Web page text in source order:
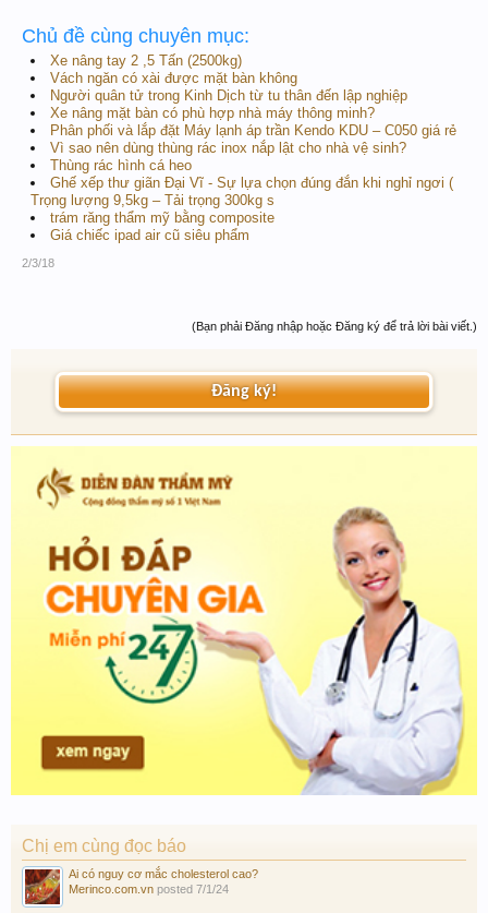
Chủ đề cùng chuyên mục:
Xe nâng tay 2 ,5 Tấn (2500kg)
Vách ngăn có xài được mặt bàn không
Người quân tử trong Kinh Dịch từ tu thân đến lập nghiệp
Xe nâng mặt bàn có phù hợp nhà máy thông minh?
Phân phối và lắp đặt Máy lạnh áp trần Kendo KDU – C050 giá rẻ
Vì sao nên dùng thùng rác inox nắp lật cho nhà vệ sinh?
Thùng rác hình cá heo
Ghế xếp thư giãn Đại Vĩ - Sự lựa chọn đúng đắn khi nghỉ ngơi (
Trọng lượng 9,5kg – Tải trọng 300kg s
trám răng thẩm mỹ bằng composite
Giá chiếc ipad air cũ siêu phẩm
2/3/18
(Bạn phải Đăng nhập hoặc Đăng ký để trả lời bài viết.)
Đăng ký!
Chị em cùng đọc báo
Ai có nguy cơ mắc cholesterol cao?
Merinco.com.vn posted 7/1/24